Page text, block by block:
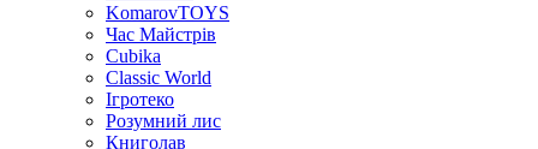
KomarovTOYS
Час Майстрів
Cubika
Classic World
Ігротеко
Розумний лис
Книголав